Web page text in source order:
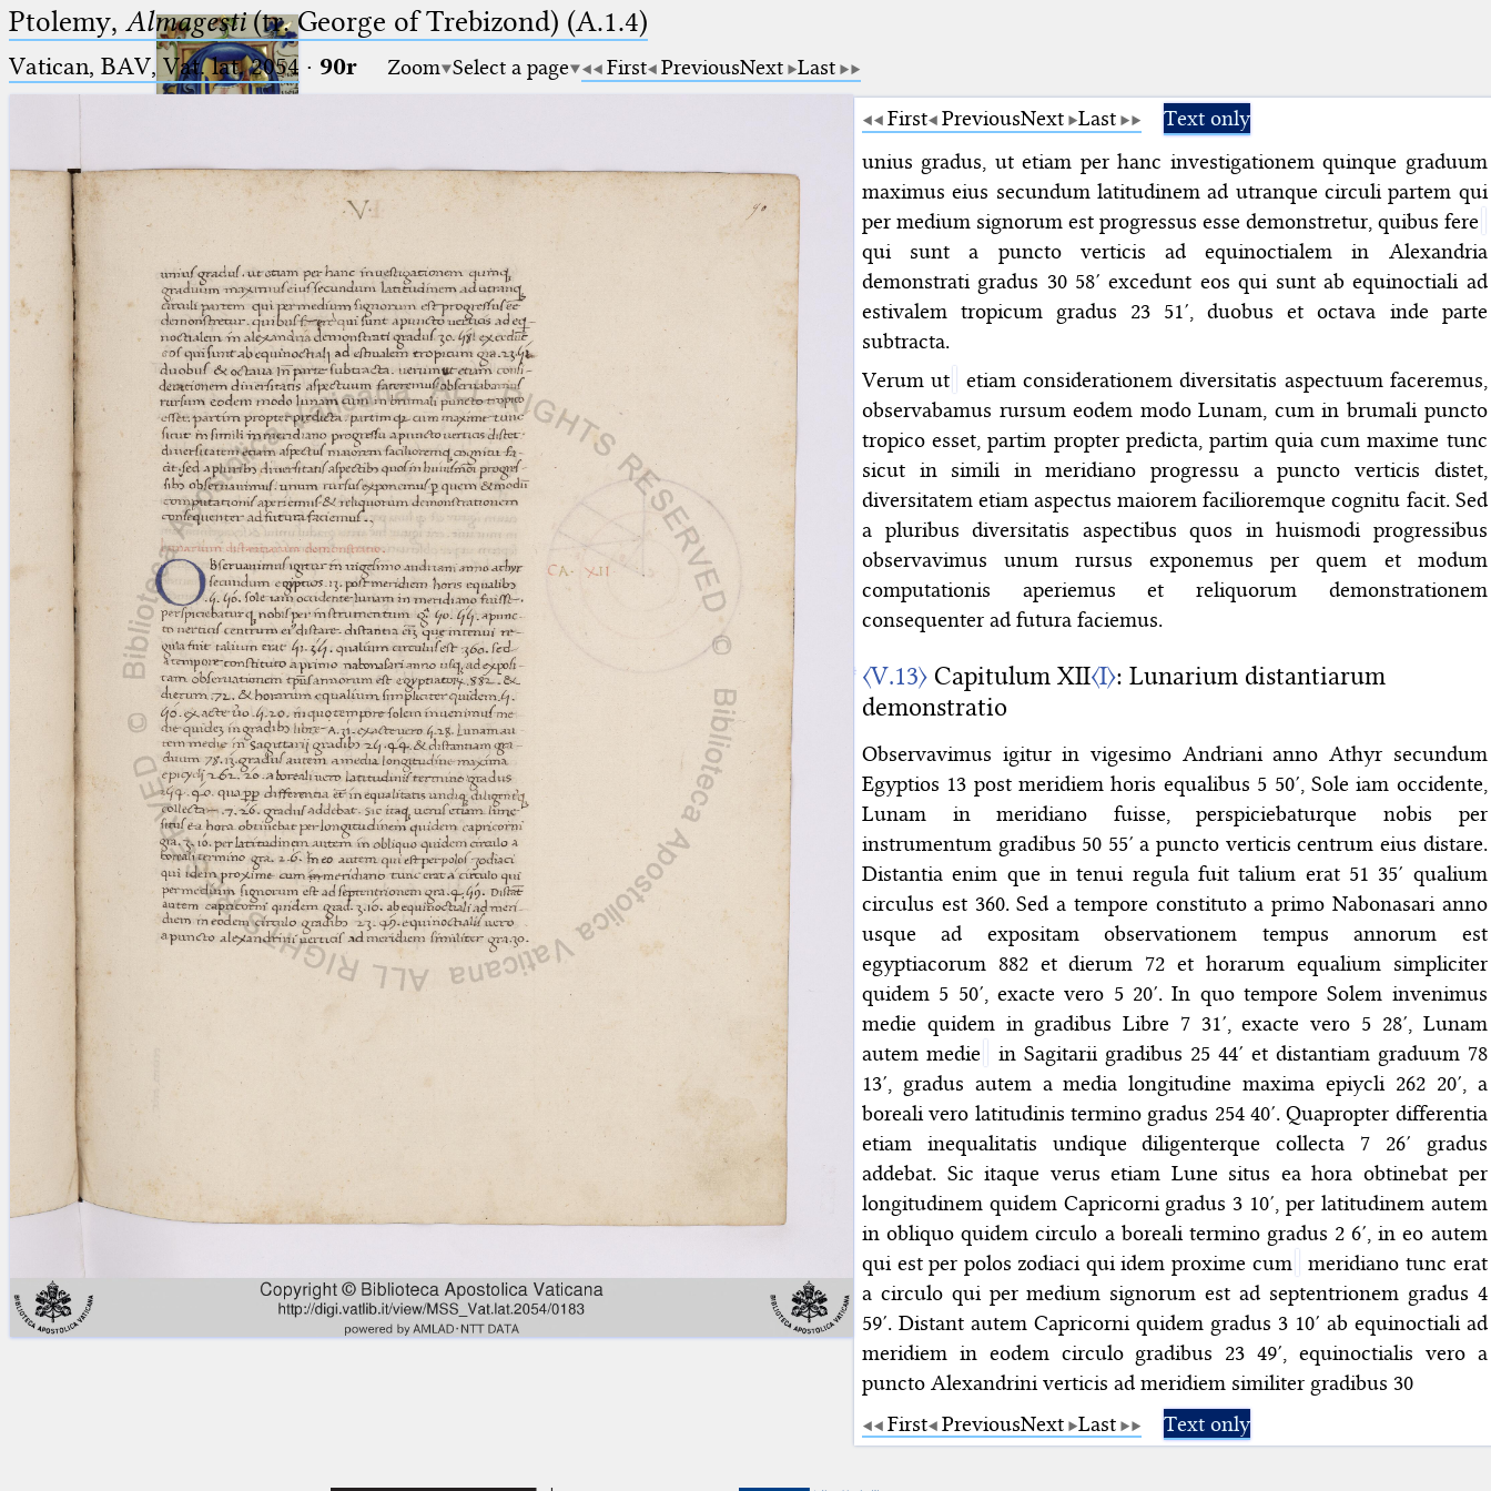
Ptolemaeus
Arabus et Latinus
(the underscore) is the placeholder
for exactly one character.
(the percent sign) is the
placeholder for no, one or more
than one character.
(two percent signs) is the
placeholder for no, one or more
than one character, but not for
blank space (so that a search ends
at word boundaries).
🔎︎
Start
Project
Team
News
Jobs
Publications
Conference
Arabic Works
Arabic Manuscripts
Latin Works
Latin Manuscripts
Latin Early Prints
Images
Texts
betaGlossary
Resources
Impressum
Ptolemy, Almagesti(tr. George of Trebizond) (A.1.4)
Vatican, BAV, Vat. lat. 2054 · 90r Zoom Select a page First PreviousNext Last
First PreviousNext Last
Text only
unius gradus, ut etiam per hanc investigationem quinque graduum
maximus eius secundum latitudinem ad utranque circuli partem qui
per medium signorum est progressus esse demonstretur, quibus fere
qui sunt a puncto verticis ad equinoctialem in Alexandria
demonstrati gradus 30 58′ excedunt eos qui sunt ab equinoctiali ad
estivalem tropicum gradus 23 51′, duobus et octava inde parte
subtracta.
Verum ut
etiam considerationem diversitatis aspectuum faceremus,
observabamus rursum eodem modo Lunam, cum in brumali puncto
tropico esset, partim propter predicta, partim quia cum maxime tunc
sicut in simili in meridiano progressu a puncto verticis distet,
diversitatem etiam aspectus maiorem facilioremque cognitu facit. Sed
a pluribus diversitatis aspectibus quos in huismodi progressibus
observavimus unum rursus exponemus per quem et modum
computationis aperiemus et reliquorum demonstrationem
consequenter ad futura faciemus.
〈V.13〉 Capitulum XII〈I〉: Lunarium distantiarum
demonstratio
Observavimus igitur in vigesimo Andriani anno Athyr secundum
Egyptios 13 post meridiem horis equalibus 5 50′, Sole iam occidente,
Lunam in meridiano fuisse, perspiciebaturque nobis per
instrumentum gradibus 50 55′ a puncto verticis centrum eius distare.
Distantia enim que in tenui regula fuit talium erat 51 35′ qualium
circulus est 360. Sed a tempore constituto a primo Nabonasari anno
usque ad expositam observationem tempus annorum est
egyptiacorum 882 et dierum 72 et horarum equalium simpliciter
quidem 5 50′, exacte vero 5 20′. In quo tempore Solem invenimus
medie quidem in gradibus Libre 7 31′, exacte vero 5 28′, Lunam
autem medie
in Sagitarii gradibus 25 44′ et distantiam graduum 78
13′, gradus autem a media longitudine maxima epiycli 262 20′, a
boreali vero latitudinis termino gradus 254 40′. Quapropter differentia
etiam inequalitatis undique diligenterque collecta 7 26′ gradus
addebat. Sic itaque verus etiam Lune situs ea hora obtinebat per
longitudinem quidem Capricorni gradus 3 10′, per latitudinem autem
in obliquo quidem circulo a boreali termino gradus 2 6′, in eo autem
qui est per polos zodiaci qui idem proxime cum
meridiano tunc erat
a circulo qui per medium signorum est ad septentrionem gradus 4
59′. Distant autem Capricorni quidem gradus 3 10′ ab equinoctiali ad
meridiem in eodem circulo gradibus 23 49′, equinoctialis vero a
puncto Alexandrini verticis ad meridiem similiter gradibus 30
First PreviousNext Last Text only